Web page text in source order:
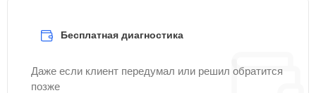
Бесплатная диагностика
Даже если клиент передумал или решил обратится
позже